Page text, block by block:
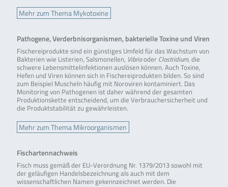
Mehr zum Thema Mykotoxine
Pathogene, Verderbnisorganismen, bakterielle Toxine und Viren
Fischereiprodukte sind ein günstiges Umfeld für das Wachstum von
Bakterien wie Listerien, Salsmonellen, Vibriooder Clostridium, die
schwere Lebensmittelinfektionen auslösen können. Auch Toxine,
Hefen und Viren können sich in Fischereiprodukten bilden. So sind
zum Beispiel Muscheln häufig mit Noroviren kontaminiert. Das
Monitoring von Pathogenen ist daher während der gesamten
Produktionskette entscheidend, um die Verbrauchersicherheit und
die Produktstabilität zu gewährleisten.
Mehr zum Thema Mikroorganismen
Fischartennachweis
Fisch muss gemäß der EU-Verordnung Nr. 1379/2013 sowohl mit
der geläufigen Handelsbezeichnung als auch mit dem
wissenschaftlichen Namen gekennzeichnet werden. Die